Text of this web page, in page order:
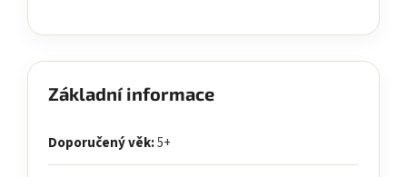
Základní informace
Doporučený věk:5+